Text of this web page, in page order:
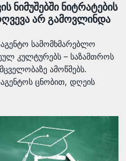
ნიმუშებში ნიტრატების
არ გამოვლინდა
სამომხმარებლო
კულტურებს – საზამთროს
ამოწმებს.
ცნობით, დღეის